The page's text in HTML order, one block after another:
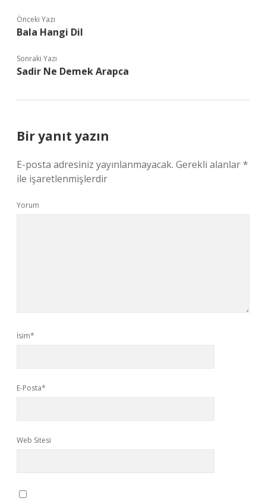
Önceki Yazı
Bala Hangi Dil
Sonraki Yazı
Sadir Ne Demek Arapca
Bir yanıt yazın
E-posta adresiniz yayınlanmayacak. Gerekli alanlar*
ile işaretlenmişlerdir
Yorum
İsim*
E-Posta*
Web Sitesi